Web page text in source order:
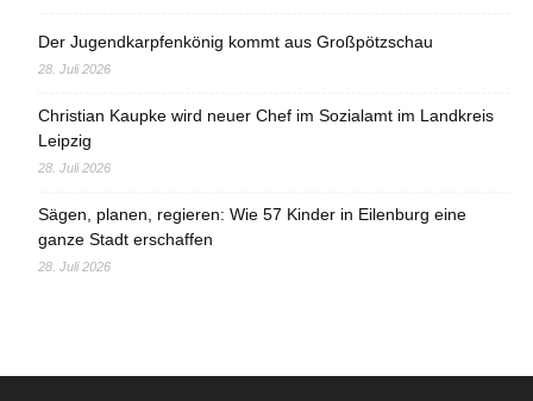
Der Jugendkarpfenkönig kommt aus Großpötzschau
28. Juli 2026
Christian Kaupke wird neuer Chef im Sozialamt im Landkreis
Leipzig
28. Juli 2026
Sägen, planen, regieren: Wie 57 Kinder in Eilenburg eine
ganze Stadt erschaffen
28. Juli 2026